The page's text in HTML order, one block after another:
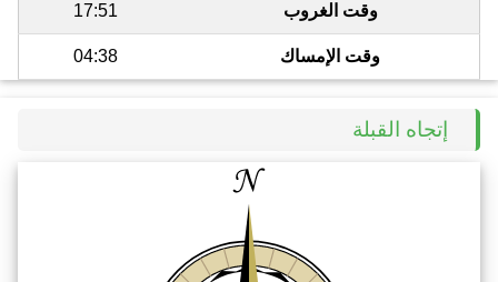
وقت الغروب 17:51
وقت الإمساك 04:38
إتجاه القبلة